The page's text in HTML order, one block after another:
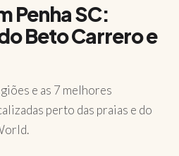
Penha SC:
Beto Carrero e
e as 7 melhores
perto das praias e do